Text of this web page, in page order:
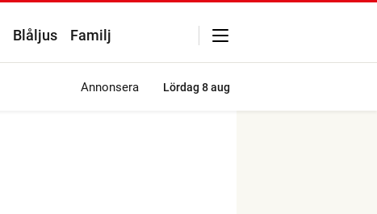
Blåljus Familj
Annonsera Lördag 8 aug